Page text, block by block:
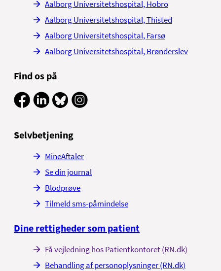
Aalborg Universitetshospital, Hobro
Aalborg Universitetshospital, Thisted
Aalborg Universitetshospital, Farsø
Aalborg Universitetshospital, Brønderslev
Find os på
Selvbetjening
MineAftaler
Se din journal
Blodprøve
Tilmeld sms-påmindelse
Dine rettigheder som patient
Få vejledning hos Patientkontoret (RN.dk)
Behandling af personoplysninger (RN.dk)